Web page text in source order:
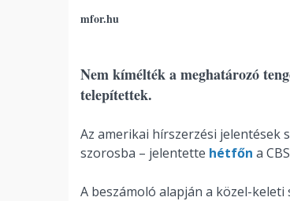
mfor.hu
Nem kímélték a meghatározó
telepítettek.
Az amerikai hírszerzési
szorosba – jelentette hétfőn a
A beszámoló alapján a közel-